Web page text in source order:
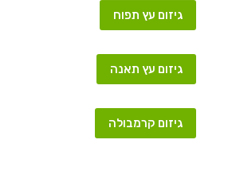
גיזום עץ תפוח
גיזום עץ תאנה
גיזום קרמבולה